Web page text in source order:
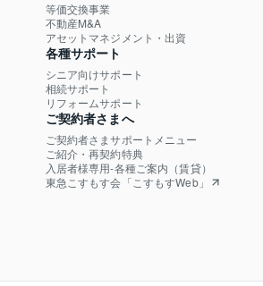
等価交換事業
不動産M&A
アセットマネジメント・出資
各種サポート
シニア向けサポート
相続サポート
リフォームサポート
ご契約者さまへ
ご契約者さまサポートメニュー
ご紹介・再契約特典
入居者様専用-各種ご案内（賃貸）
東急こすもす会「こすもすWeb」